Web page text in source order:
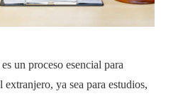
es un proceso esencial para
extranjero, ya sea para estudios,